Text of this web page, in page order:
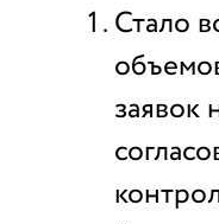
Стало
заявок